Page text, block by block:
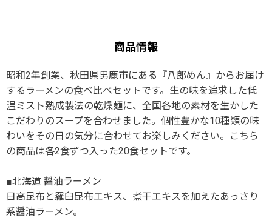
商品情報
昭和2年創業、秋田県男鹿市にある『八郎めん』からお届け
するラーメンの食べ比べセットです。生の味を追求した低
温ミスト熟成製法の乾燥麺に、全国各地の素材を生かした
こだわりのスープを合わせました。個性豊かな10種類の味
わいをその日の気分に合わせてお楽しみください。こちら
の商品は各2食ずつ入った20食セットです。
■北海道 醤油ラーメン
日高昆布と羅臼昆布エキス、煮干エキスを加えたあっさり
系醤油ラーメン。